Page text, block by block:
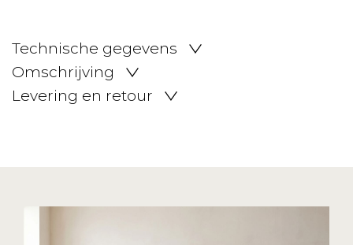
Technische gegevens
Omschrijving
Levering en retour